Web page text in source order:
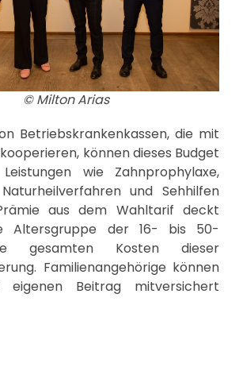
© Milton Arias
Betriebskrankenkassen, die mit
können dieses Budget
wie Zahnprophylaxe,
und Sehhilfen
aus dem Wahltarif deckt
Altersgruppe der 16- bis 50-
gesamten Kosten dieser
Familienangehörige können
eigenen Beitrag mitversichert